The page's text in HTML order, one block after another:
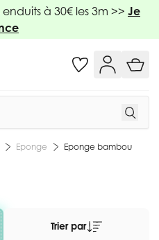
à 30€ les 3m >> Je
Eponge Eponge bambou
Trier par